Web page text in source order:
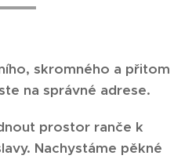
skromného a přitom
na správné adrese.
prostor ranče k
Nachystáme pěkné